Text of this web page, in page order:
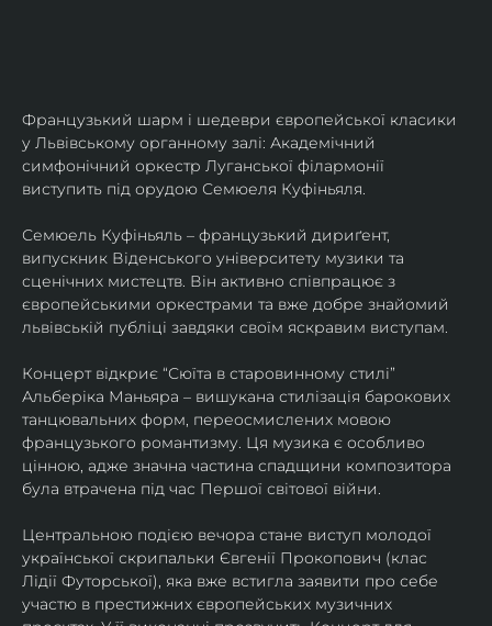
Французький шарм і шедеври європейської класики
у Львівському органному залі: Академічний
симфонічний оркестр Луганської філармонії
виступить під орудою Семюеля Куфіньяля.
Семюель Куфіньяль – французький дириґент,
випускник Віденського університету музики та
сценічних мистецтв. Він активно співпрацює з
європейськими оркестрами та вже добре знайомий
львівській публіці завдяки своїм яскравим виступам.
Концерт відкриє “Сюїта в старовинному стилі”
Альберіка Маньяра – вишукана стилізація барокових
танцювальних форм, переосмислених мовою
французького романтизму. Ця музика є особливо
цінною, адже значна частина спадщини композитора
була втрачена під час Першої світової війни.
Центральною подією вечора стане виступ молодої
української скрипальки Євгенії Прокопович (клас
Лідії Футорської), яка вже встигла заявити про себе
участю в престижних європейських музичних